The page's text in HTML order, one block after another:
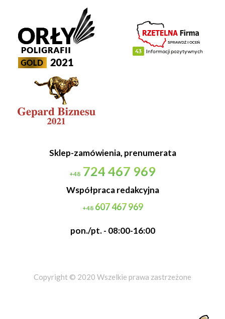
Sklep-zamówienia, prenumerata
+48 724 467 969
Współpraca redakcyjna
+48607 467 969
pon./pt. - 08:00-16:00
Copyright © 2020 Wszelkie prawa zastrzeżone